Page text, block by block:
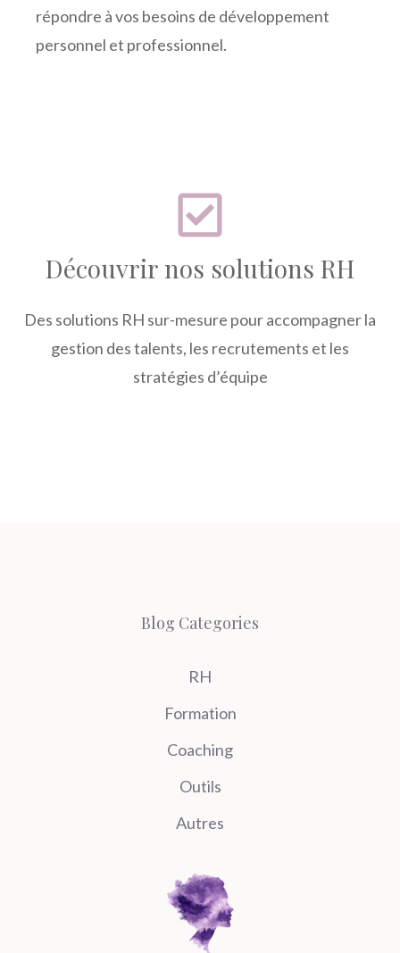
répondre à vos besoins de développement
personnel et professionnel.
Découvrir nos solutions RH
Des solutions RH sur-mesure pour accompagner la
gestion des talents, les recrutements et les
stratégies d’équipe
Blog Categories
RH
Formation
Coaching
Outils
Autres